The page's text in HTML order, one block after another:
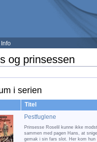
Info
og prinsessen
i serien
Titel
Pestfuglene
Prinsesse Roselil kunne ikke
sammen med pagen Hans, at
gemak i sin fars slot. Her kom